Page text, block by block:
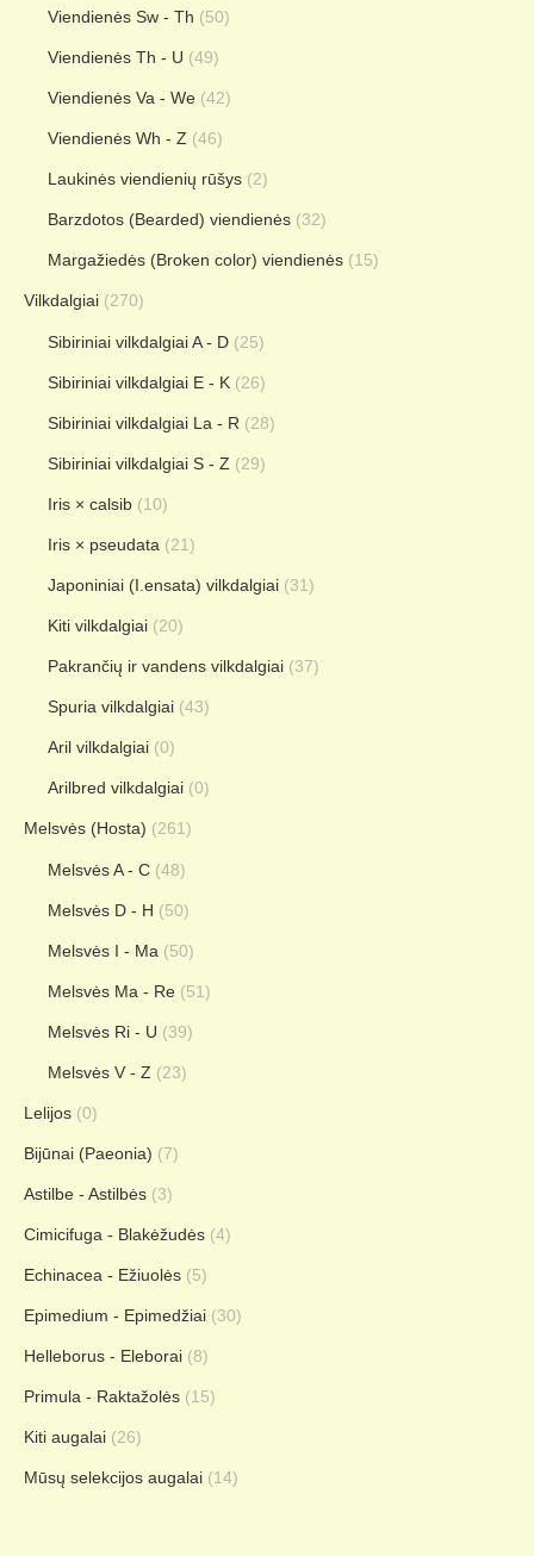
Viendienės Sw - Th (50)
Viendienės Th - U (49)
Viendienės Va - We (42)
Viendienės Wh - Z (46)
Laukinės viendienių rūšys (2)
Barzdotos (Bearded) viendienės (32)
Margažiedės (Broken color) viendienės (15)
Vilkdalgiai (270)
Sibiriniai vilkdalgiai A - D (25)
Sibiriniai vilkdalgiai E - K (26)
Sibiriniai vilkdalgiai La - R (28)
Sibiriniai vilkdalgiai S - Z (29)
Iris × calsib (10)
Iris × pseudata (21)
Japoniniai (I.ensata) vilkdalgiai (31)
Kiti vilkdalgiai (20)
Pakrančių ir vandens vilkdalgiai (37)
Spuria vilkdalgiai (43)
Aril vilkdalgiai (0)
Arilbred vilkdalgiai (0)
Melsvės (Hosta) (261)
Melsvės A - C (48)
Melsvės D - H (50)
Melsvės I - Ma (50)
Melsvės Ma - Re (51)
Melsvės Ri - U (39)
Melsvės V - Z (23)
Lelijos (0)
Bijūnai (Paeonia) (7)
Astilbe - Astilbės (3)
Cimicifuga - Blakėžudės (4)
Echinacea - Ežiuolės (5)
Epimedium - Epimedžiai (30)
Helleborus - Eleborai (8)
Primula - Raktažolės (15)
Kiti augalai (26)
Mūsų selekcijos augalai (14)